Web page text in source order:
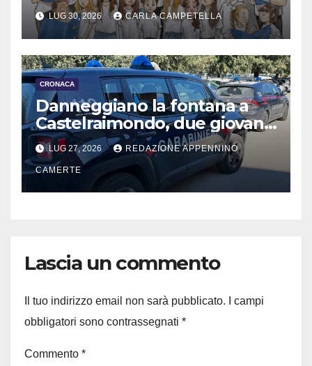
LUG 30, 2026 CARLA CAMPETELLA
CRONACA
Danneggiano la fontana a
Castelraimondo, due giovani
denunciati
LUG 27, 2026 REDAZIONE APPENNINO
CAMERTE
Lascia un commento
Il tuo indirizzo email non sarà pubblicato.
I campi
obbligatori sono contrassegnati *
Commento *